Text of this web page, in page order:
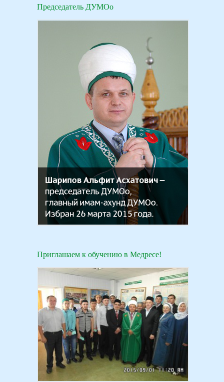
Председатель ДУМОо
Приглашаем к обучению в Медресе!